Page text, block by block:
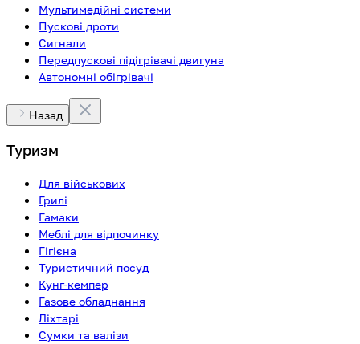
Мультимедійні системи
Пускові дроти
Сигнали
Передпускові підігрівачі двигуна
Автономні обігрівачі
Назад
Туризм
Для військових
Грилі
Гамаки
Меблі для відпочинку
Гігієна
Туристичний посуд
Кунг-кемпер
Газове обладнання
Ліхтарі
Сумки та валізи